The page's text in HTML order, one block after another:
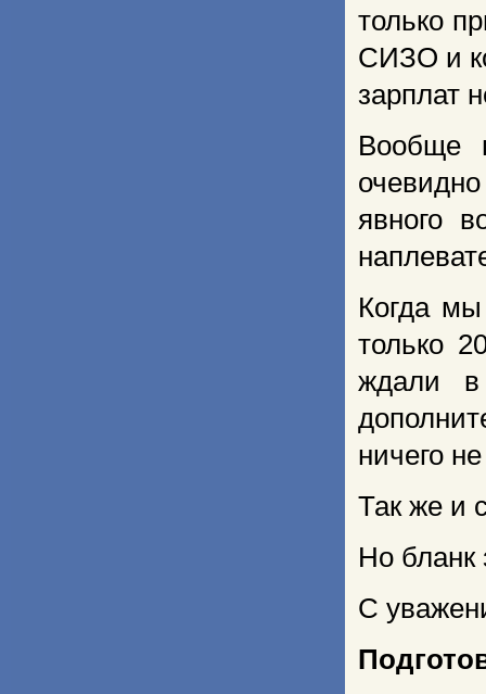
только
СИЗО и
зарплат
Вообще
явного
Когда
только
ждали в
ничего
Так же и
Но бланк
С